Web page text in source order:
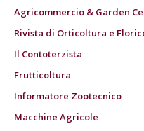
Agricommercio & Garden
Rivista di Orticoltura e
Il Contoterzista
Frutticoltura
Informatore Zootecnico
Macchine Agricole